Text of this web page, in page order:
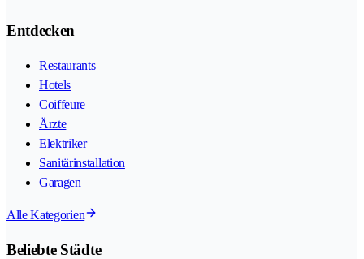
Entdecken
Restaurants
Hotels
Coiffeure
Ärzte
Elektriker
Sanitärinstallation
Garagen
Alle Kategorien
Beliebte Städte